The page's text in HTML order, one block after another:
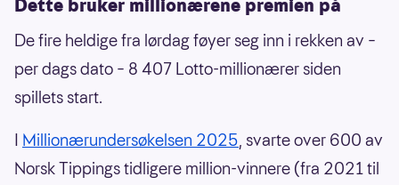
Dette bruker millionærene premien på
De fire heldige fra lørdag føyer seg inn i rekken av –
per dags dato – 8 407 Lotto-millionærer siden
spillets start.
I Millionærundersøkelsen 2025, svarte over 600 av
Norsk Tippings tidligere million-vinnere (fra 2021 til